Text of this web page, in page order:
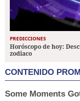
PREDICCIONES
Horóscopo de hoy:
zodiaco
CONTENIDO
Some Moments